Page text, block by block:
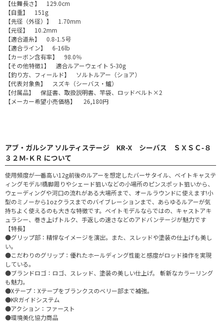
【仕舞長さ】 129.0cm
【自重】 151g
【先径（外径）】 1.70mm
【元径】 10.2mm
【適合道糸】 0.8-1.5号
【適合ライン】 6-16lb
【カーボン含有率】 98.0％
【その他特徴1】 適合ルアーウェイト 5-30g
【釣り方、フィールド】 ソルトルアー（ショア）
【代表対象魚】 スズキ（シーバス・鱸）
【付属品】 保証書、取扱説明書、竿袋、ロッドベルト×2
【メーカー希望小売価格】 26,180円
アブ・ガルシア ソルティステージ KR-X シーバス ＳＸＳＣ-８
３２Ｍ-ＫＲ について
使用頻度が一番高い12g前後のルアーを想定したバーサタイル、ベイトキャステ
ィングモデル!橋脚周りやシェード狙いなどの小場所のピンスポット狙いから、
ウェーディングや河口の流れがある大場所まで、オールラウンドに使えます!小
型のミノーから1ozクラスまでのバイブレーションまで、あらゆるルアーが気
持ちよく使えるのも大きな特徴です。ベイトモデルならではの、キャストアキ
ュラシー、巻き上げトルク、手返しの速さなどのアドバンテージが魅力です
【特長】
●グリップ部：精悍なイメージを演出。また、スレッドや塗装の仕上げも美し
い。
●こだわりのグリップ：優れたホールディング性能と感度がロッド操作を実現
している。
●ブランドロゴ：ロゴ、スレッド、塗装の美しい仕上げ。 斬新なカラーリング
も魅力。
●Xテープ：Xテープをブランクスのベリー部まで補強。
●KRガイドシステム
●アクション：ファースト
●環境美化協力商品